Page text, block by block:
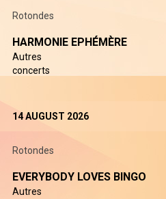
Rotondes
HARMONIE EPHÉMÈRE
Autres
concerts
14 AUGUST 2026
Rotondes
EVERYBODY LOVES BINGO
Autres